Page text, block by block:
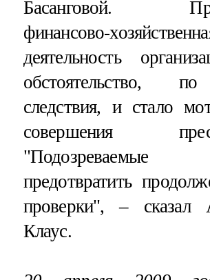
Басанговой.
финансово-
деятельность
обстоятельство,
следствия, и стало
совершения
"Подозреваемые
предотвратить
проверки", – сказал
Клаус.